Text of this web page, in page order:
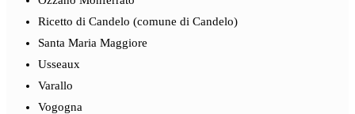
Ricetto di Candelo (comune di Candelo)
Santa Maria Maggiore
Usseaux
Varallo
Vogogna